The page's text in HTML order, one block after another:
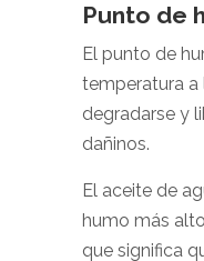
Punto de
El punto de
temperatura a
degradarse y
dañinos.
El aceite de
humo más
que significa